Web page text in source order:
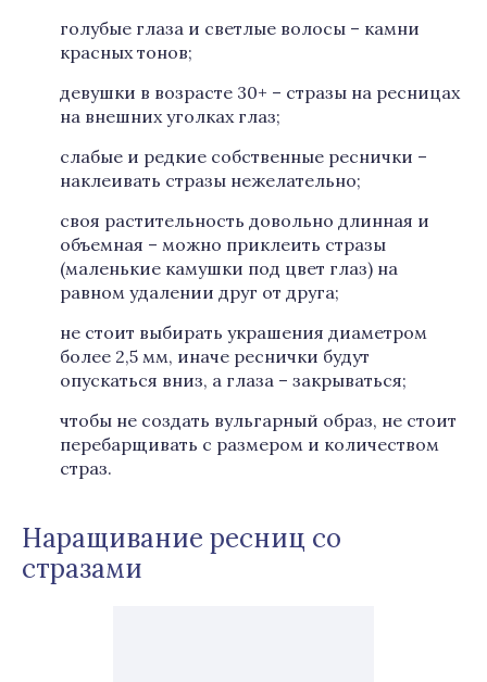
голубые глаза и светлые волосы – камни
красных тонов;
девушки в возрасте 30+ – стразы на ресницах
на внешних уголках глаз;
слабые и редкие собственные реснички –
наклеивать стразы нежелательно;
своя растительность довольно длинная и
объемная – можно приклеить стразы
(маленькие камушки под цвет глаз) на
равном удалении друг от друга;
не стоит выбирать украшения диаметром
более 2,5 мм, иначе реснички будут
опускаться вниз, а глаза – закрываться;
чтобы не создать вульгарный образ, не стоит
перебарщивать с размером и количеством
страз.
Наращивание ресниц со
стразами